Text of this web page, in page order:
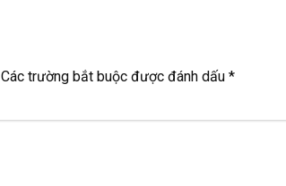
Các trường bắt buộc được đánh dấu *